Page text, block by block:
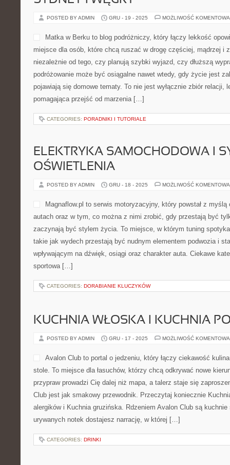
POSTED BY ADMIN GRU - 19 - 2025 MOŻLIWOŚĆ
Matka w Berku to blog podróżniczy, który łączy lekkość
miejsce dla osób, które chcą ruszać w drogę częściej, mądrzej i
niezależnie od tego, czy planują szybki wyjazd, czy dłuższą
podróżowanie może być osiągalne nawet wtedy, gdy życie jest
pojawiają się domowe tematy. To nie jest wyłącznie zbiór relacji,
pomagająca przejść od marzenia […]
CATEGORIES: PORADNIKI I TUTORIALE
ELEKTRYKA SAMOCHODOWA I
OŚWIETLENIA
POSTED BY ADMIN GRU - 18 - 2025 MOŻLIWOŚĆ
Magnaflow.pl to serwis motoryzacyjny, który powstał z
autach oraz w tym, co można z nimi zrobić, gdy przestają być
zaczynają być stylem życia. To miejsce, w którym tuning
takie jak wydech przestają być nudnym elementem podwozia i
wpływającym na dźwięk, osiągi oraz charakter auta. Ciekawe
sportowa […]
CATEGORIES: DORABIANIE KLUCZYKÓW
KUCHNIA WŁOSKA I KUCHNIA
POSTED BY ADMIN GRU - 17 - 2025 MOŻLIWOŚĆ
Avalon Club to portal o jedzeniu, który łączy ciekawość
stole. To miejsce dla łasuchów, którzy chcą odkrywać nowe
przypraw prowadzi Cię dalej niż mapa, a talerz staje się
Club jest jak smakowy przewodnik. Przeczytaj koniecznie
alergików i Kuchnia gruzińska. Rdzeniem Avalon Club są
urywanych notek dostajesz narrację, w której […]
CATEGORIES: DRINKI